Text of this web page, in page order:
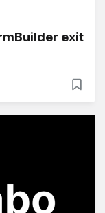
exit